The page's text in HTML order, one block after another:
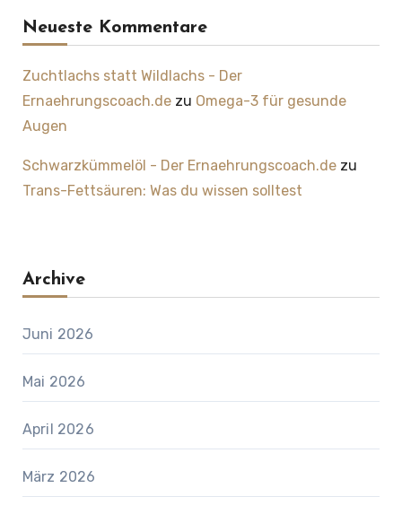
Neueste Kommentare
Zuchtlachs statt Wildlachs - Der
Ernaehrungscoach.dezu Omega-3 für gesunde
Augen
Schwarzkümmelöl - Der Ernaehrungscoach.dezu
Trans-Fettsäuren: Was du wissen solltest
Archive
Juni 2026
Mai 2026
April 2026
März 2026